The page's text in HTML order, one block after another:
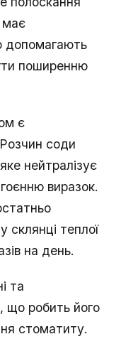
має
допомагають
поширенню
є
соди
нейтралізує
виразок.
склянці теплої
на день.
та
що робить його
стоматиту.